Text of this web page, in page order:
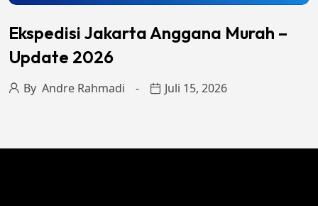
Ekspedisi Jakarta Anggana Murah –
Update 2026
By Andre Rahmadi Juli 15, 2026